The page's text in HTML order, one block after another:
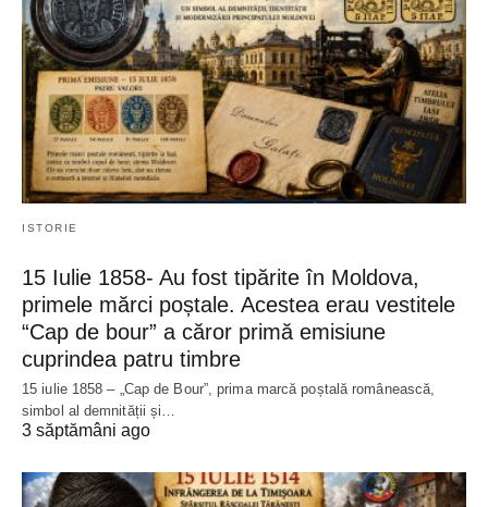
ISTORIE
15 Iulie 1858- Au fost tipărite în Moldova,
primele mărci poștale. Acestea erau vestitele
“Cap de bour” a căror primă emisiune
cuprindea patru timbre
15 iulie 1858 – „Cap de Bour”, prima marcă poștală românească,
simbol al demnității și…
3 săptămâni ago